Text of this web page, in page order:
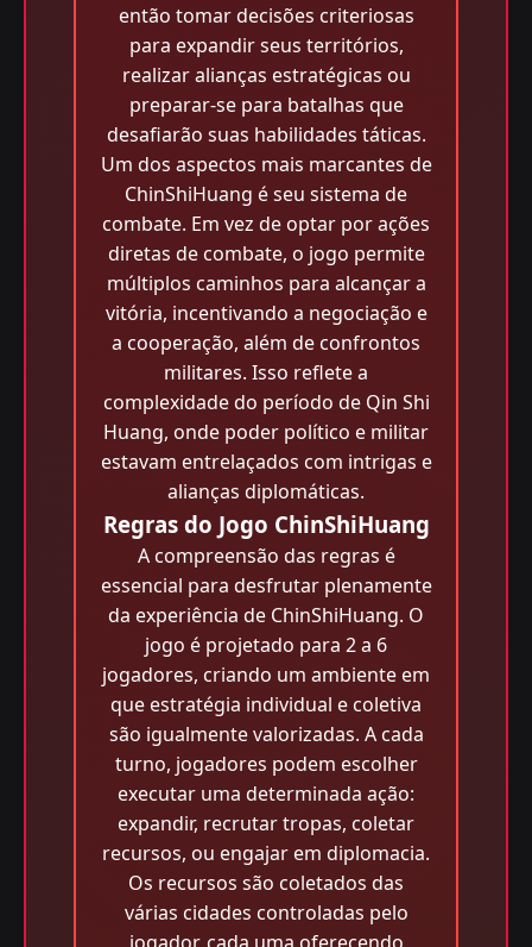
então tomar decisões criteriosas
para expandir seus territórios,
realizar alianças estratégicas ou
preparar-se para batalhas que
desafiarão suas habilidades táticas.
Um dos aspectos mais marcantes de
ChinShiHuang é seu sistema de
combate. Em vez de optar por ações
diretas de combate, o jogo permite
múltiplos caminhos para alcançar a
vitória, incentivando a negociação e
a cooperação, além de confrontos
militares. Isso reflete a
complexidade do período de Qin Shi
Huang, onde poder político e militar
estavam entrelaçados com intrigas e
alianças diplomáticas.
Regras do Jogo ChinShiHuang
A compreensão das regras é
essencial para desfrutar plenamente
da experiência de ChinShiHuang. O
jogo é projetado para 2 a 6
jogadores, criando um ambiente em
que estratégia individual e coletiva
são igualmente valorizadas. A cada
turno, jogadores podem escolher
executar uma determinada ação:
expandir, recrutar tropas, coletar
recursos, ou engajar em diplomacia.
Os recursos são coletados das
várias cidades controladas pelo